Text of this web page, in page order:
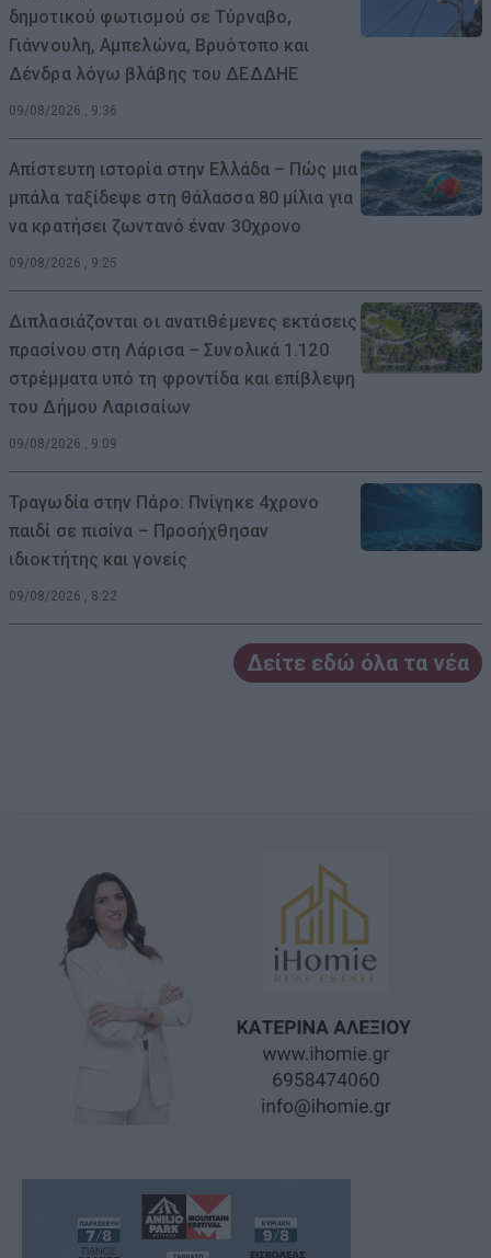
δημοτικού φωτισμού σε Τύρναβο,
Γιάννουλη, Αμπελώνα, Βρυότοπο και
Δένδρα λόγω βλάβης του ΔΕΔΔΗΕ
09/08/2026 , 9:36
Απίστευτη ιστορία στην Ελλάδα – Πώς μια
μπάλα ταξίδεψε στη θάλασσα 80 μίλια για
να κρατήσει ζωντανό έναν 30χρονο
09/08/2026 , 9:25
Διπλασιάζονται οι ανατιθέμενες εκτάσεις
πρασίνου στη Λάρισα – Συνολικά 1.120
στρέμματα υπό τη φροντίδα και επίβλεψη
του Δήμου Λαρισαίων
09/08/2026 , 9:09
Τραγωδία στην Πάρο: Πνίγηκε 4χρονο
παιδί σε πισίνα – Προσήχθησαν
ιδιοκτήτης και γονείς
09/08/2026 , 8:22
Δείτε εδώ όλα τα νέα